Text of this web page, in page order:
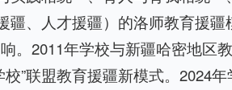
疆、人才援疆）的洛师教育援
。2011年学校与新疆哈密地区
”联盟教育援疆新模式。2024